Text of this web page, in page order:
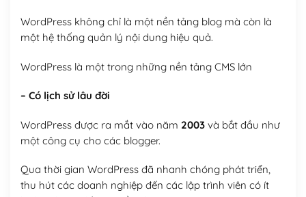
WordPress không chỉ là một nền tảng blog mà còn là
một hệ thống quản lý nội dung hiệu quả.
WordPress là một trong những nền tảng CMS lớn
– Có lịch sử lâu đời
WordPress được ra mắt vào năm 2003và bắt đầu như
một công cụ cho các blogger.
Qua thời gian WordPress đã nhanh chóng phát triển,
thu hút các doanh nghiệp đến các lập trình viên có ít